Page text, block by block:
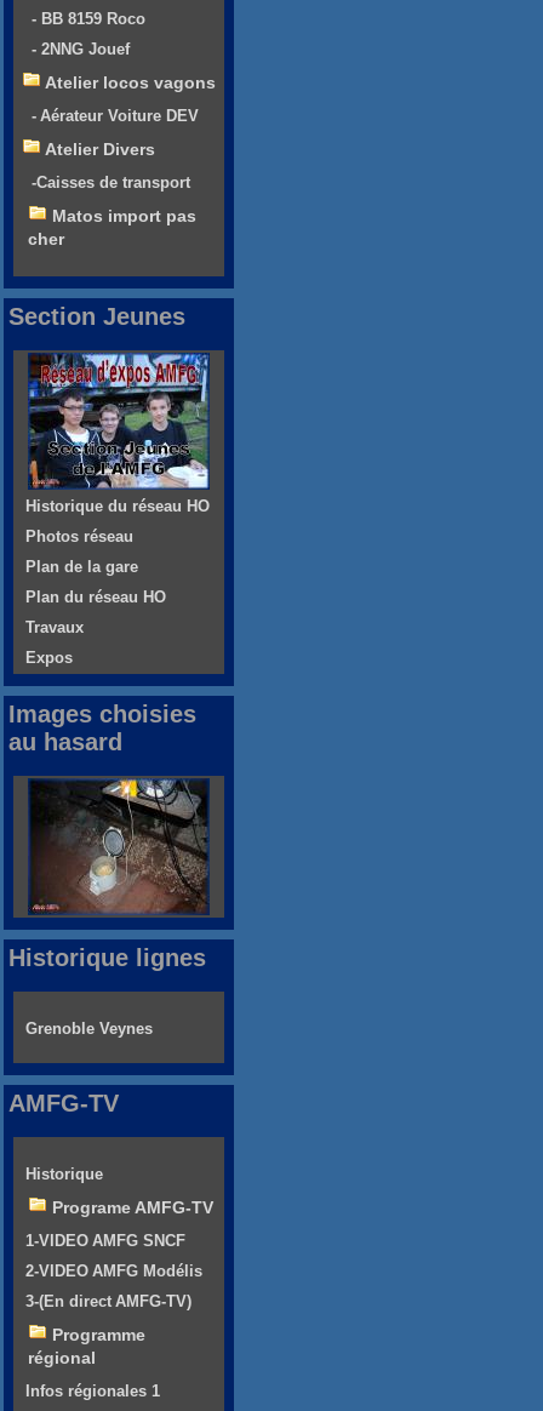
- BB 8159 Roco
- 2NNG Jouef
Atelier locos vagons
- Aérateur Voiture DEV
Atelier Divers
-Caisses de transport
Matos import pas
cher
Section Jeunes
Historique du réseau HO
Photos réseau
Plan de la gare
Plan du réseau HO
Travaux
Expos
Images choisies
au hasard
Historique lignes
Grenoble Veynes
AMFG-TV
Historique
Programe AMFG-TV
1-VIDEO AMFG SNCF
2-VIDEO AMFG Modélis
3-(En direct AMFG-TV)
Programme
régional
Infos régionales 1